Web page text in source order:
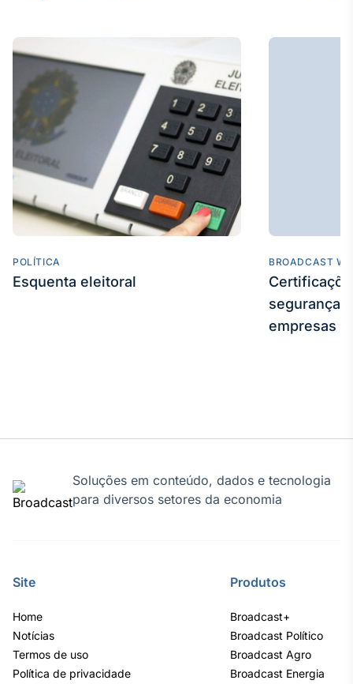
POLÍTICA
Esquenta eleitoral
BROADCAST
segurança
empresas
Soluções em conteúdo, dados e tecnologia
para diversos setores da economia
Site
Home
Notícias
Termos de uso
Política de privacidade
Produtos
Broadcast+
Broadcast Político
Broadcast Agro
Broadcast Energia